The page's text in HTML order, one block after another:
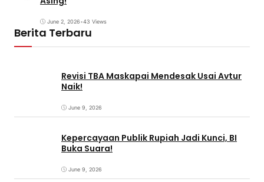
June 2, 2026•43 Views
Berita Terbaru
Revisi TBA Maskapai Mendesak Usai Avtur
Naik!
June 9, 2026
Kepercayaan Publik Rupiah Jadi Kunci, BI
Buka Suara!
June 9, 2026